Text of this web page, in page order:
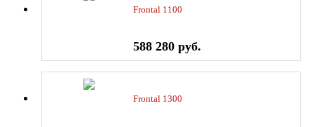
Frontal 1100
588 280 руб.
Frontal 1300